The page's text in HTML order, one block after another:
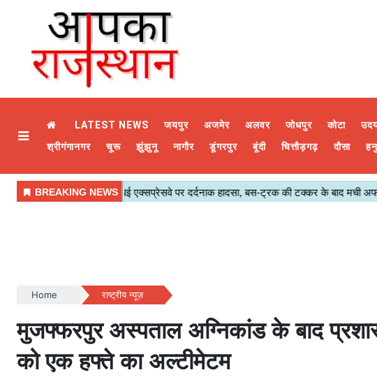
LATEST NEWS जयपुर अजमेर अलवर जोधपुर कोटा
श्रीगंगानगर
चूरू झुंझुनू नागौर डूंगरपुर बूंदी चित्तौड़गढ़ दौसा
Home राष्ट्रीय न्यूज़
मुजफ्फरपुर अस्पताल अग्निकांड के बाद
को एक हफ्ते का अल्टीमेटम